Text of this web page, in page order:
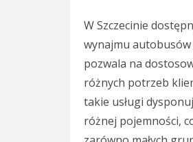
W Szczecinie
wynajmu autobusów
pozwala na
różnych potrzeb
takie usługi
różnej pojemności,